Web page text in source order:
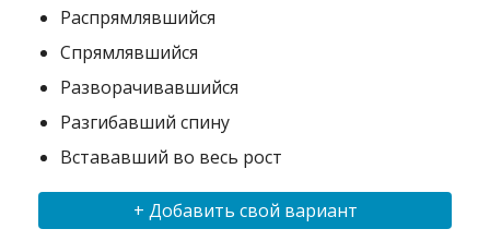
Распрямлявшийся
Спрямлявшийся
Разворачивавшийся
Разгибавший спину
Встававший во весь рост
+ Добавить свой вариант